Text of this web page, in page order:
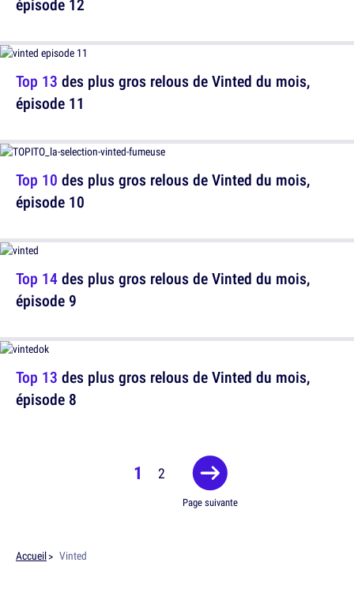
épisode 12
Top 10 des plus gros relous de Vinted du mois,
épisode 10
Top 13 des plus gros relous de Vinted du mois,
épisode 8
Top 13 des plus gros relous de Vinted du mois,
épisode 11
Top 14des plus gros relous de Vinted du mois,
épisode 9
1 2
Page suivante
Accueil Vinted